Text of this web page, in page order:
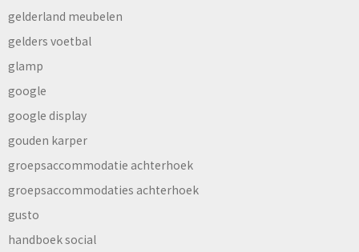
gelderland meubelen
gelders voetbal
glamp
google
google display
gouden karper
groepsaccommodatie achterhoek
groepsaccommodaties achterhoek
gusto
handboek social